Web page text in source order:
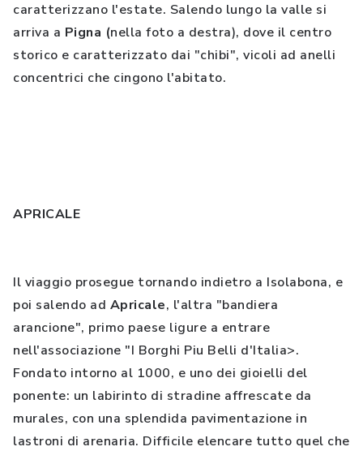
caratterizzano l'estate. Salendo lungo la valle si
arriva a Pigna (nella foto a destra), dove il centro
storico e caratterizzato dai "chibi", vicoli ad anelli
concentrici che cingono l'abitato.
APRICALE
Il viaggio prosegue tornando indietro a Isolabona, e
poi salendo ad Apricale, l'altra "bandiera
arancione", primo paese ligure a entrare
nell'associazione "I Borghi Piu Belli d'Italia>.
Fondato intorno al 1000, e uno dei gioielli del
ponente: un labirinto di stradine affrescate da
murales, con una splendida pavimentazione in
lastroni di arenaria. Difficile elencare tutto quel che